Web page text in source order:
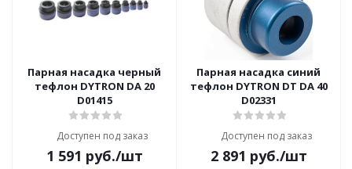
Парная насадка черный
тефлон DYTRON DA 20
D01415
Доступен под заказ
1 591 руб./шт
Парная насадка синий
тефлон DYTRON DT DA 40
D02331
Доступен под заказ
2 891 руб./шт